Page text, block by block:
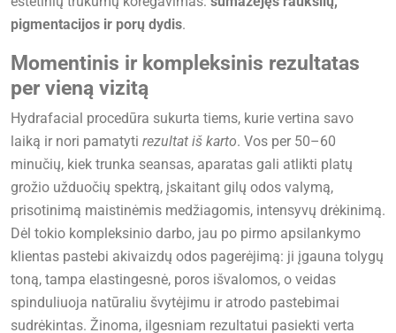
pigmentacijos ir porų dydis.
Momentinis ir kompleksinis rezultatas
per vieną vizitą
Hydrafacial procedūra sukurta tiems, kurie vertina savo
laiką ir nori pamatyti rezultat iš karto. Vos per 50–60
minučių, kiek trunka seansas, aparatas gali atlikti platų
grožio užduočių spektrą, įskaitant gilų odos valymą,
prisotinimą maistinėmis medžiagomis, intensyvų drėkinimą.
Dėl tokio kompleksinio darbo, jau po pirmo apsilankymo
klientas pastebi akivaizdų odos pagerėjimą: ji įgauna tolygų
toną, tampa elastingesnė, poros išvalomos, o veidas
spinduliuoja natūraliu švytėjimu ir atrodo pastebimai
sudrėkintas. Žinoma, ilgesniam rezultatui pasiekti verta